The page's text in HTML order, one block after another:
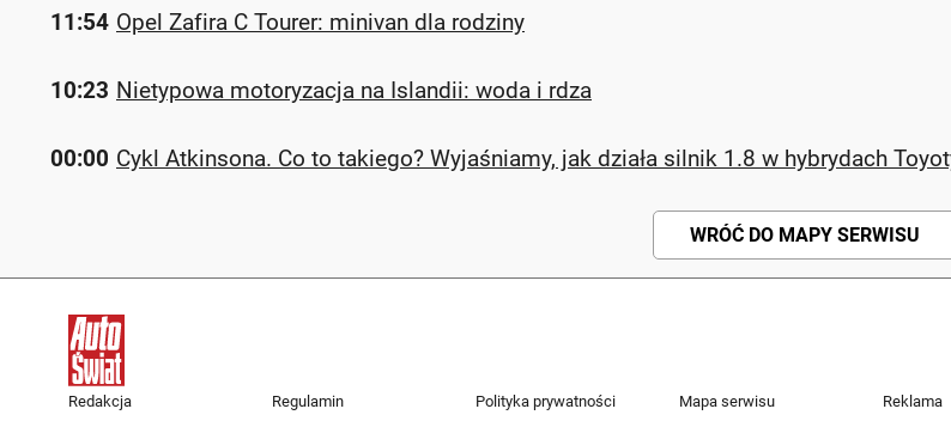
11:54 Opel Zafira C Tourer: minivan dla rodziny
10:23 Nietypowa motoryzacja na Islandii: woda i rdza
00:00 Cykl Atkinsona. Co to takiego? Wyjaśniamy, jak działa silnik 1.8 w hybrydach
WRÓĆ DO MAPY SERWISU
Redakcja Regulamin Polityka prywatności Mapa serwisu
Reklama